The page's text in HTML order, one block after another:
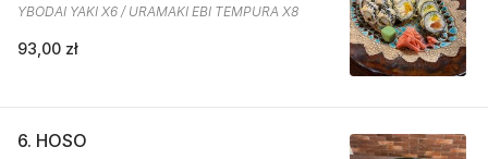
YBODAI YAKI X6 / URAMAKI EBI TEMPURA X8
93,00 zł
6. HOSO